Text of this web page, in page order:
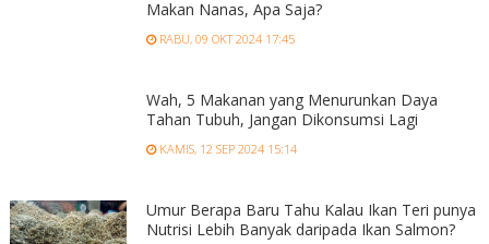
Makan Nanas, Apa Saja?
RABU, 09 OKT 2024 17:45
Wah, 5 Makanan yang Menurunkan Daya
Tahan Tubuh, Jangan Dikonsumsi Lagi
KAMIS, 12 SEP 2024 15:14
Umur Berapa Baru Tahu Kalau Ikan Teri punya
Nutrisi Lebih Banyak daripada Ikan Salmon?